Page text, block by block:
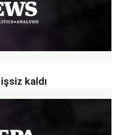
kaldı